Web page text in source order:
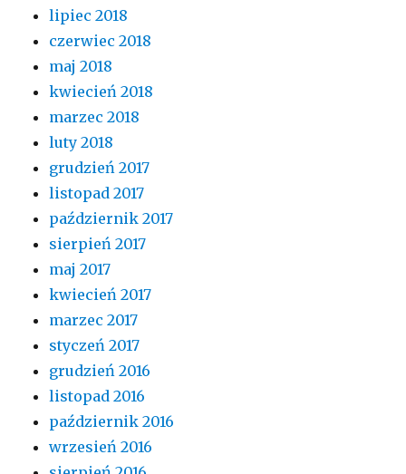
lipiec 2018
czerwiec 2018
maj 2018
kwiecień 2018
marzec 2018
luty 2018
grudzień 2017
listopad 2017
październik 2017
sierpień 2017
maj 2017
kwiecień 2017
marzec 2017
styczeń 2017
grudzień 2016
listopad 2016
październik 2016
wrzesień 2016